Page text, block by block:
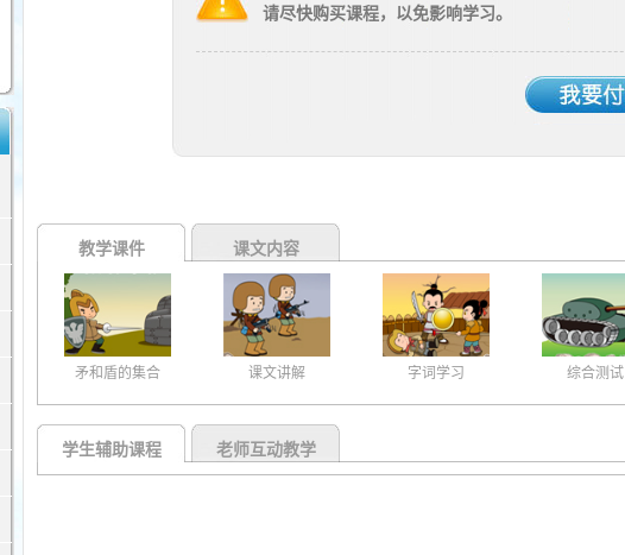
请尽快购买课程，以免影响学习。
教学课件 课文内容
矛和盾的集合 课文讲解 字词学习 综合测试
学生辅助课程 老师互动教学